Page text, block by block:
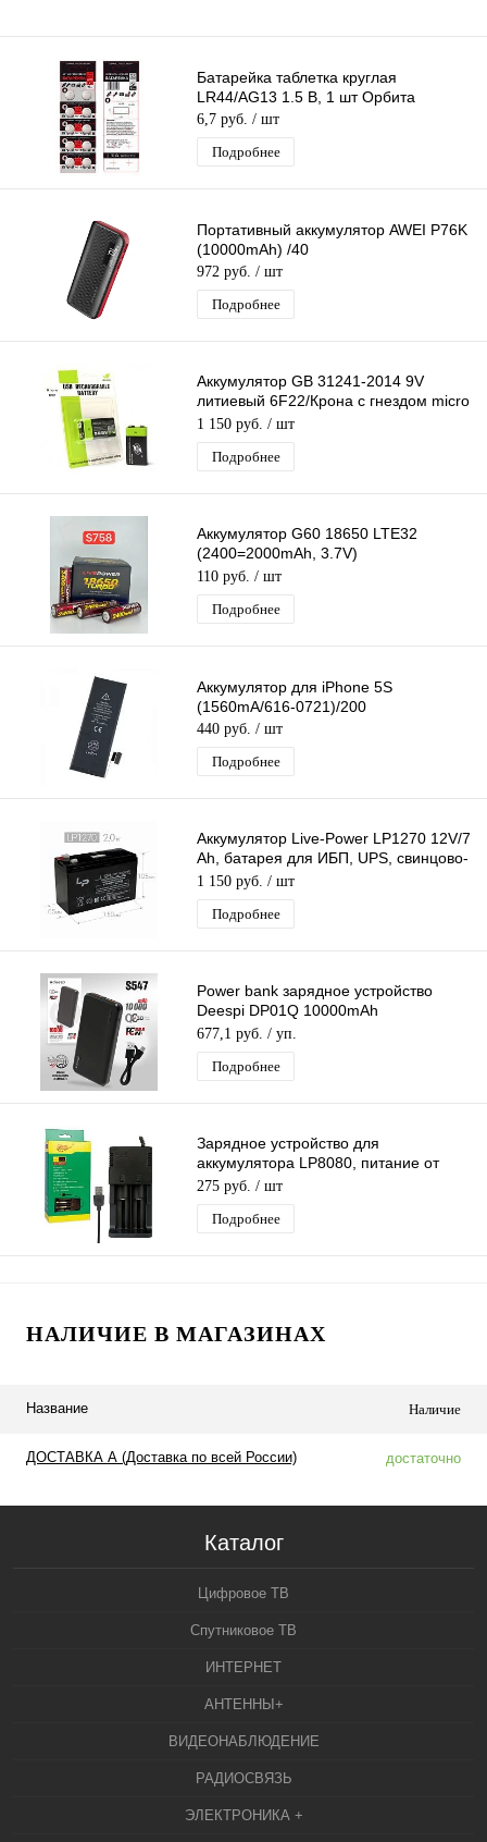
Батарейка таблетка круглая
LR44/AG13 1.5 В, 1 шт Орбита
6,7 руб. / шт
Подробнее
Портативный аккумулятор AWEI P76K
(10000mAh) /40
972 руб. / шт
Подробнее
Аккумулятор GB 31241-2014 9V
литиевый 6F22/Крона с гнездом micro
USB для зарядки 5V в упаковке
1 150 руб. / шт
Подробнее
Аккумулятор G60 18650 LTE32
(2400=2000mAh, 3.7V)
перезаряжаемая литий-ионная
Батарейка
110 руб. / шт
Подробнее
Аккумулятор для iPhone 5S
(1560mA/616-0721)/200
440 руб. / шт
Подробнее
Аккумулятор Live-Power LP1270 12V/7
Ah, батарея для ИБП, UPS, свинцово-
кислотный (150*65*105mm)
1 150 руб. / шт
Подробнее
Power bank зарядное устройство
Deespi DP01Q 10000mAh
PD20W/QC3.0/Fast 22.5W
677,1 руб. / уп.
Подробнее
Зарядное устройство для
аккумулятора LP8080, питание от
USB, (26650/18650/14500) на 2-слота
275 руб. / шт
Подробнее
НАЛИЧИЕ В МАГАЗИНАХ
Название Наличие
ДОСТАВКА А (Доставка по всей России) достаточно
Каталог
Цифровое ТВ
Спутниковое ТВ
ИНТЕРНЕТ
АНТЕННЫ+
ВИДЕОНАБЛЮДЕНИЕ
РАДИОСВЯЗЬ
ЭЛЕКТРОНИКА +